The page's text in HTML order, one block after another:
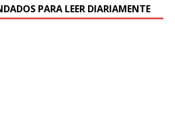
PARA LEER DIARIAMENTE